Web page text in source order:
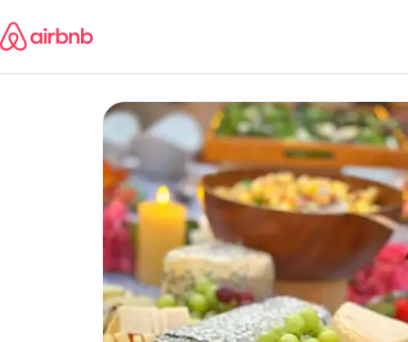
至
内